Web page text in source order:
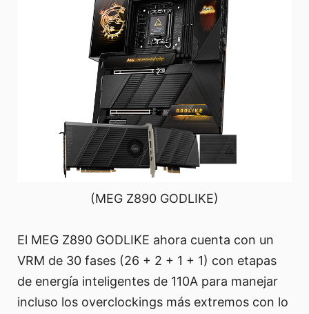
(MEG Z890 GODLIKE)
El MEG Z890 GODLIKE ahora cuenta con un
VRM de 30 fases (26 + 2 + 1 + 1) con etapas
de energía inteligentes de 110A para manejar
incluso los overclockings más extremos con lo